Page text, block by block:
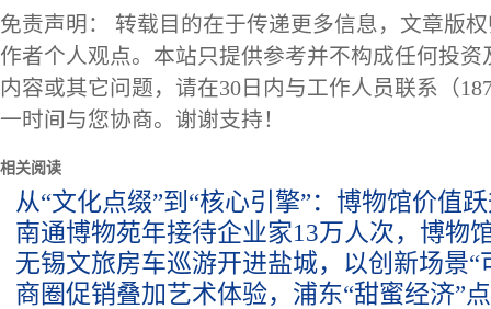
免责声明： 转载目的在于传递更多信息，文章版
作者个人观点。本站只提供参考并不构成任何投
内容或其它问题，请在30日内与工作人员联系（
一时间与您协商。谢谢支持！
相关阅读
从“文化点缀”到“核心引擎”：博物馆价值
南通博物苑年接待企业家13万人次，博物
无锡文旅房车巡游开进盐城，以创新场景“
商圈促销叠加艺术体验，浦东“甜蜜经济”